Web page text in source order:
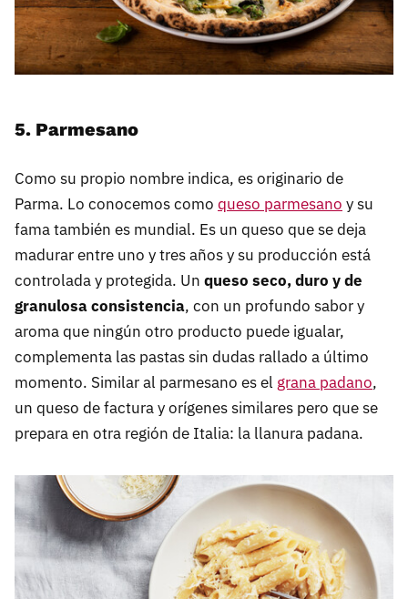
5. Parmesano
Como su propio nombre indica, es originario de
Parma. Lo conocemos como queso parmesano y su
fama también es mundial. Es un queso que se deja
madurar entre uno y tres años y su producción está
controlada y protegida. Un queso seco, duro y de
granulosa consistencia, con un profundo sabor y
aroma que ningún otro producto puede igualar,
complementa las pastas sin dudas rallado a último
momento. Similar al parmesano es el grana padano,
un queso de factura y orígenes similares pero que se
prepara en otra región de Italia: la llanura padana.